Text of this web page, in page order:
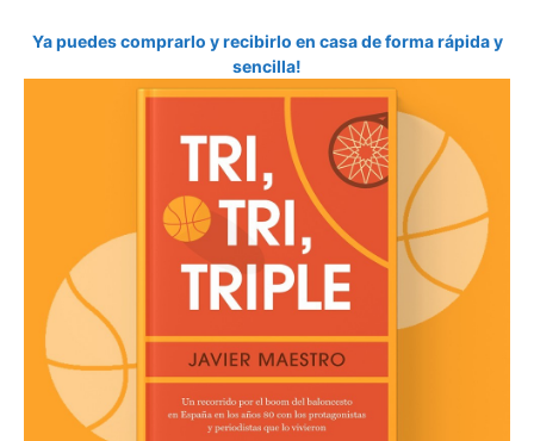
Ya puedes comprarlo y recibirlo en casa de forma rápida y
sencilla!